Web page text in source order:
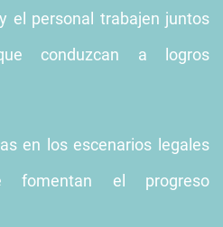
el personal trabajen juntos
conduzcan a logros
en los escenarios legales
fomentan el progreso